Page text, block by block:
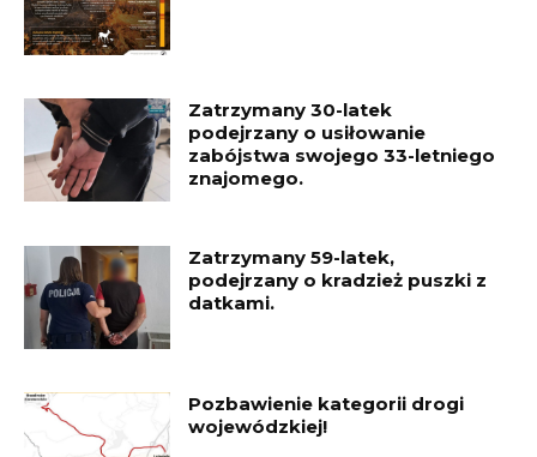
Zatrzymany 30-latek
podejrzany o usiłowanie
zabójstwa swojego 33-letniego
znajomego.
Zatrzymany 59-latek,
podejrzany o kradzież puszki z
datkami.
Pozbawienie kategorii drogi
wojewódzkiej!